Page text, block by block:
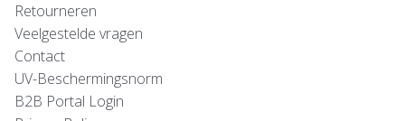
Retourneren
Veelgestelde vragen
Contact
UV-Beschermingsnorm
B2B Portal Login